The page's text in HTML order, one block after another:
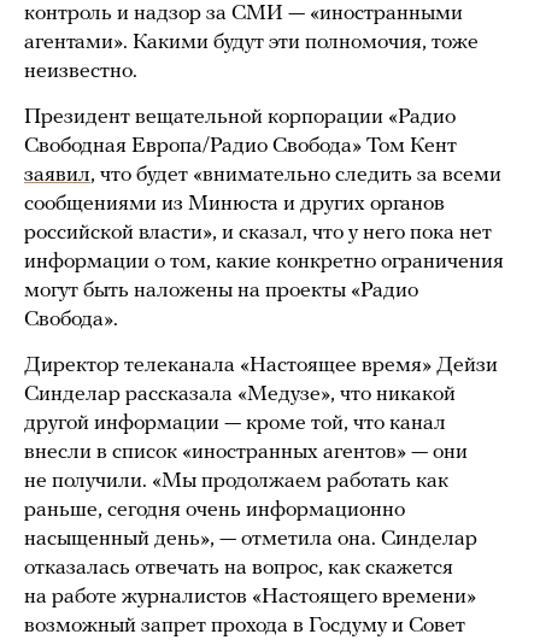
контроль и надзор за СМИ — «иностранными
агентами». Какими будут эти полномочия, тоже
неизвестно.
Президент вещательной корпорации «Радио
Свободная Европа/Радио Свобода» Том Кент
заявил, что будет «внимательно следить за всеми
сообщениями из Минюста и других органов
российской власти», и сказал, что у него пока нет
информации о том, какие конкретно ограничения
могут быть наложены на проекты «Радио
Свобода».
Директор телеканала «Настоящее время» Дейзи
Синделар рассказала «Медузе», что никакой
другой информации — кроме той, что канал
внесли в список «иностранных агентов» — они
не получили. «Мы продолжаем работать как
раньше, сегодня очень информационно
насыщенный день», — отметила она. Синделар
отказалась отвечать на вопрос, как скажется
на работе журналистов «Настоящего времени»
возможный запрет прохода в Госдуму и Совет